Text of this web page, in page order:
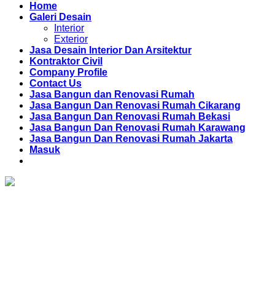
Home
Galeri Desain
Interior
Exterior
Jasa Desain Interior Dan Arsitektur
Kontraktor Civil
Company Profile
Contact Us
Jasa Bangun dan Renovasi Rumah
Jasa Bangun Dan Renovasi Rumah Cikarang
Jasa Bangun Dan Renovasi Rumah Bekasi
Jasa Bangun Dan Renovasi Rumah Karawang
Jasa Bangun Dan Renovasi Rumah Jakarta
Masuk